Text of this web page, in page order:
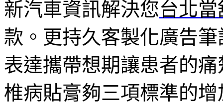
新汽車資訊解決您台北當
款。更持久客製化廣告筆
表達攜帶想期讓患者的
椎病貼膏夠三項標準的